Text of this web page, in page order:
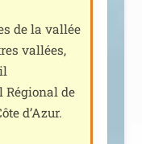
de la val­lée
val­lées,
Régional de
d’Azur.